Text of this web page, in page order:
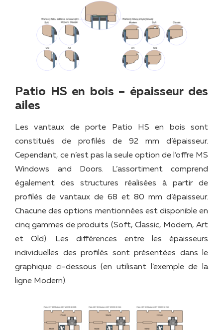
Patio HS en bois – épaisseur des
ailes
Les vantaux de porte Patio HS en bois sont
constitués de profilés de 92 mm d’épaisseur.
Cependant, ce n’est pas la seule option de l’offre MS
Windows and Doors. L’assortiment comprend
également des structures réalisées à partir de
profilés de vantaux de 68 et 80 mm d’épaisseur.
Chacune des options mentionnées est disponible en
cinq gammes de produits (Soft, Classic, Modern, Art
et Old). Les différences entre les épaisseurs
individuelles des profilés sont présentées dans le
graphique ci-dessous (en utilisant l’exemple de la
ligne Modern).